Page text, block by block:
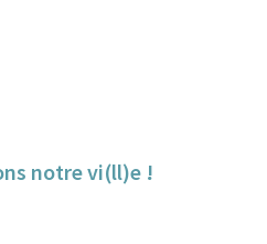
notre vi(ll)e !